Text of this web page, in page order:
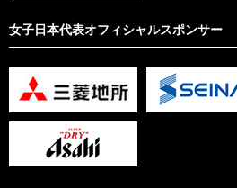
女子日本代表オフィシャルスポンサー